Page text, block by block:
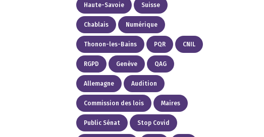
Haute-Savoie Suisse
Chablais Numérique
Thonon-les-Bains PQR CNIL
RGPD Genève QAG
Allemagne Audition
Commission des lois Maires
Public Sénat Stop Covid